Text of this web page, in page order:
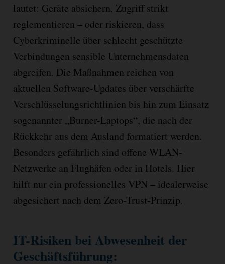
lautet: Geräte absichern, Zugriff strikt
reglementieren – oder riskieren, dass
Cyberkriminelle über schlecht geschützte
Verbindungen sensible Unternehmensdaten
abgreifen. Die Maßnahmen reichen von
aktuellen Software-Updates über verschärfte
Verschlüsselungsrichtlinien bis hin zum Einsatz
sogenannter „Burner-Laptops“, die nach der
Rückkehr aus dem Ausland formatiert werden.
Besonders gefährlich sind offene WLAN-
Netzwerke an Flughäfen oder in Hotels. Hier
hilft nur ein professionelles VPN – idealerweise
abgesichert nach dem Zero-Trust-Prinzip.
IT-Risiken bei Abwesenheit der
Geschäftsführung: